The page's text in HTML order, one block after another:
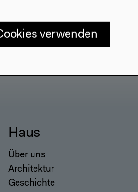
Haus
Über uns
Architektur
Geschichte
verwenden